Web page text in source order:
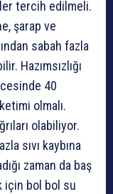
tercih edilmeli.
şarap ve
sabah fazla
Hazımsızlığı
40
olmalı.
olabiliyor.
sıvı kaybına
zaman da baş
için bol bol su